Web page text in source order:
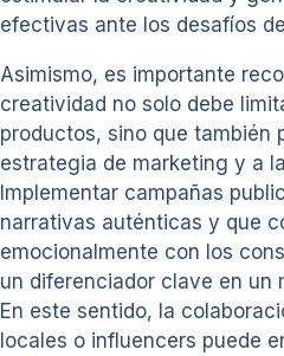
efectivas ante los desafíos
Asimismo, es importante
creatividad no solo debe
productos, sino que también
estrategia de marketing y a
Implementar campañas
narrativas auténticas y que
emocionalmente con los
un diferenciador clave en un
En este sentido, la
locales o influencers puede